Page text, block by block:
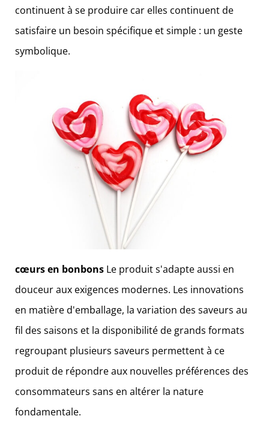
continuent à se produire car elles continuent de
satisfaire un besoin spécifique et simple : un geste
symbolique.
cœurs en bonbons Le produit s'adapte aussi en
douceur aux exigences modernes. Les innovations
en matière d'emballage, la variation des saveurs au
fil des saisons et la disponibilité de grands formats
regroupant plusieurs saveurs permettent à ce
produit de répondre aux nouvelles préférences des
consommateurs sans en altérer la nature
fondamentale.